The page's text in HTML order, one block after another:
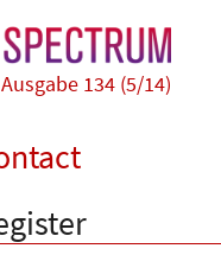
Ausgabe 134 (5/14)